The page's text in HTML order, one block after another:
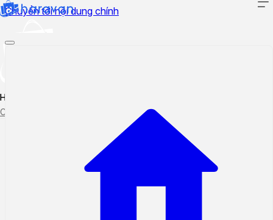
Chuyển tới nội dung chính
Hướng dẫn sử dụng
Cập nhật tính năng mới
Theo dõi ticket